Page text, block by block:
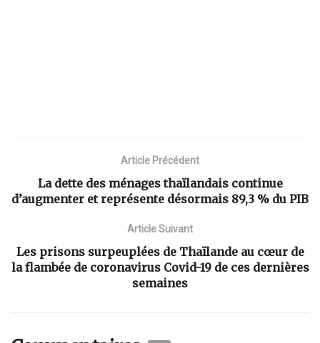
Article Précédent
La dette des ménages thaïlandais continue
d’augmenter et représente désormais 89,3 % du PIB
Article Suivant
Les prisons surpeuplées de Thaïlande au cœur de
la flambée de coronavirus Covid-19 de ces dernières
semaines